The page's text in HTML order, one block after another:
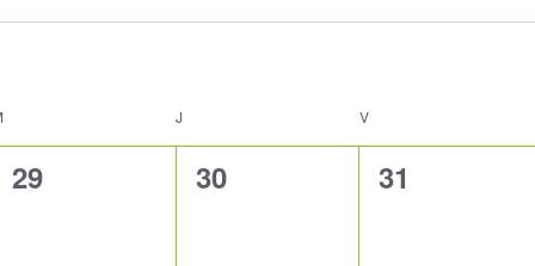
J VVENDREDI
0
29
0
30
0
31